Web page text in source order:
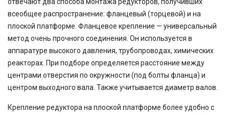
всеобщее распространение: фланцевый (торцевой) и на
плоской платформе. Фланцевое крепление — универсальный
метод очень прочного соединения. Он используется в
аппаратуре высокого давления, трубопроводах, химических
реакторах. При подборе определяется расстояние между
центрами отверстия по окружности (под болты фланца) и
центром выходного вала. Также учитывается диаметр валов.
Крепление редуктора на плоской платформе более удобно с